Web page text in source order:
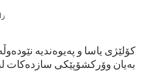
کۆلێژی یاسا و پەیوەندیە
بەیان وۆرکشۆپێکی سازدەکات